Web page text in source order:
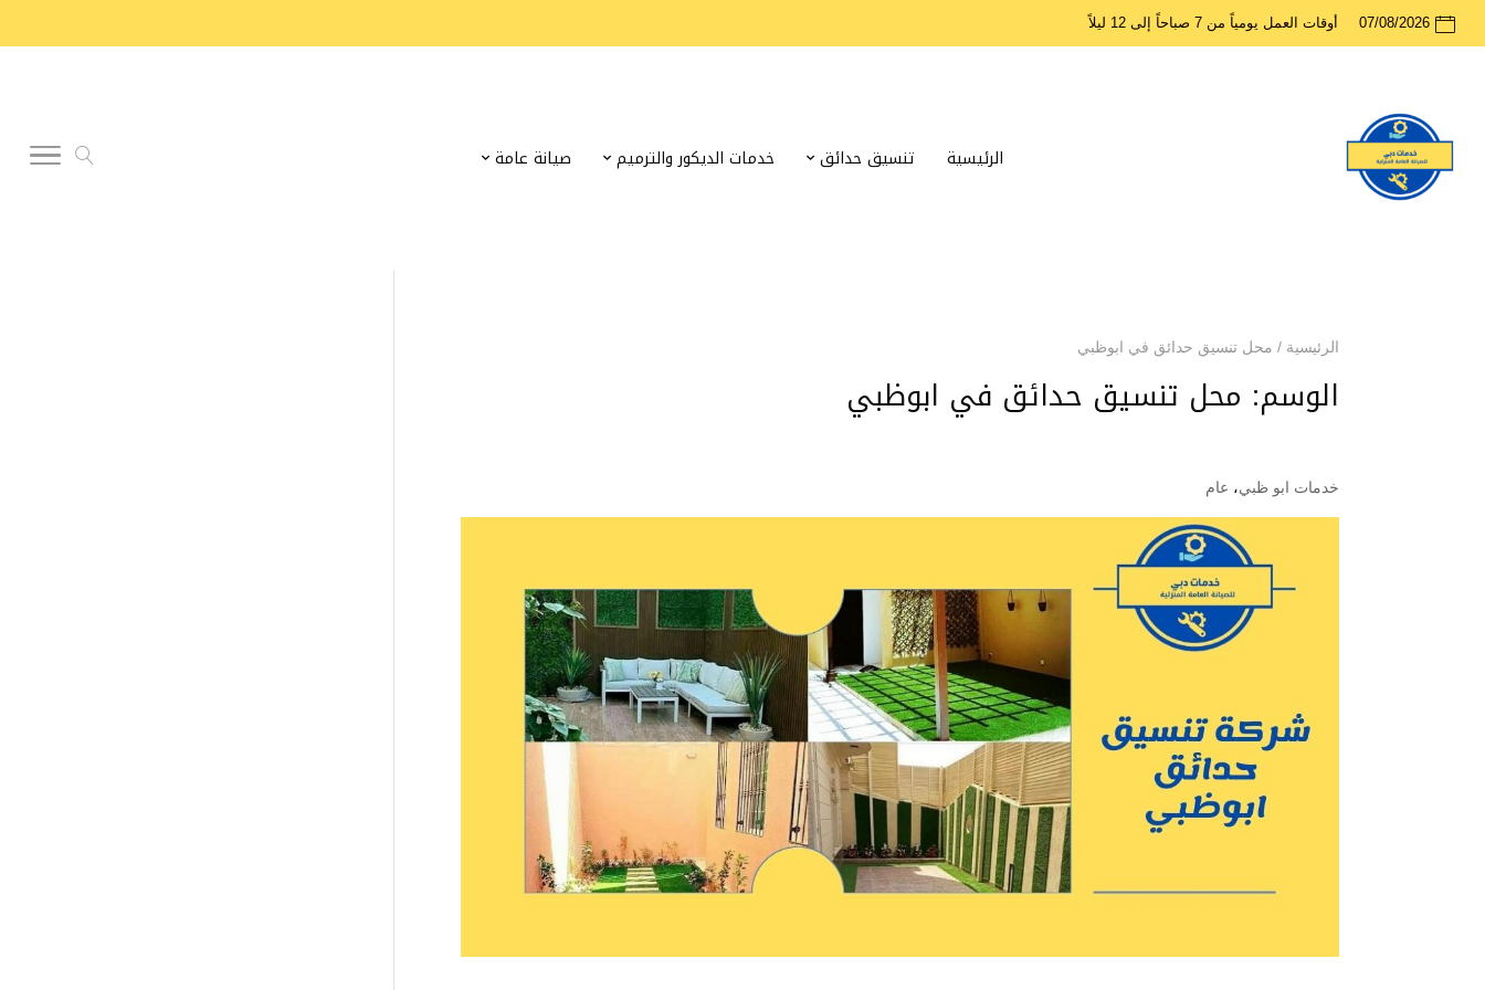
07/08/2026 أوقات العمل يومياً من 7 صباحاً إلى 12 ليلاً
الرئيسية تنسيق حدائق خدمات الديكور والترميم صيانة عامة
الرئيسية / محل تنسيق حدائق في ابوظبي
الوسم: محل تنسيق حدائق في ابوظبي
خدمات ابو ظبي، عام